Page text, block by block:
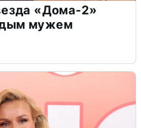
«Дома-2»
мужем